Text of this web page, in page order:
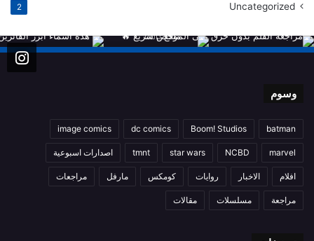
Uncategorized
2
وسوم
batman
Boom! Studios
dc comics
image comics
marvel
NCBD
star wars
tmnt اصدارات اسبوعية
افلام الاخبار روايات كومكس مارفل مراجعات
مراجعة مسلسلات مقالات